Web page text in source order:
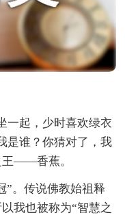
起，少时喜欢绿衣
是谁？你猜对了，我
王——香蕉。
。传说佛教始祖释
我也被称为“智慧之